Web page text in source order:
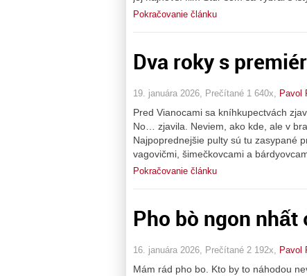
Pokračovanie článku
Dva roky s
19. januára 2026, Prečítané 1 640x, Pavol
Pred Vianocami sa kníhkupectvách
No… zjavila. Neviem, ako kde, ale v
Najpoprednejšie pulty sú tu zasypané
vagovičmi, šimečkovcami a
Pokračovanie článku
Pho bò ngon
16. januára 2026, Prečítané 2 192x, Pavol
Mám rád pho bo. Kto by to náhodou